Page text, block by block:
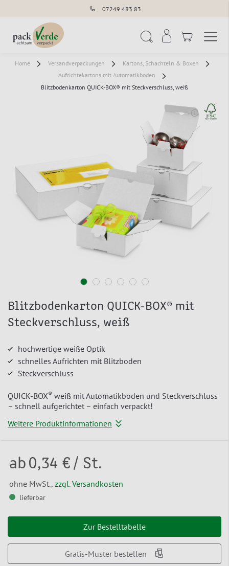
07249 483 83
Home Versandverpackungen
Kartons, Schachteln & Boxen
Aufrichtekartons mit Automatikboden
Blitzbodenkarton QUICK-BOX® mit Steckverschluss, weiß
Blitzbodenkarton QUICK-BOX® mit
Steckverschluss, weiß
hochwertige weiße Optik
schnelles Aufrichten mit Blitzboden
Steckverschluss
QUICK-BOX® weiß mit Automatikboden und Steckverschluss
– schnell aufgerichtet – einfach verpackt!
Weitere Produktinformationen
ab 0,34 € / St.
ohne MwSt., zzgl. Versandkosten
lieferbar
Zur Bestelltabelle
Gratis-Muster bestellen